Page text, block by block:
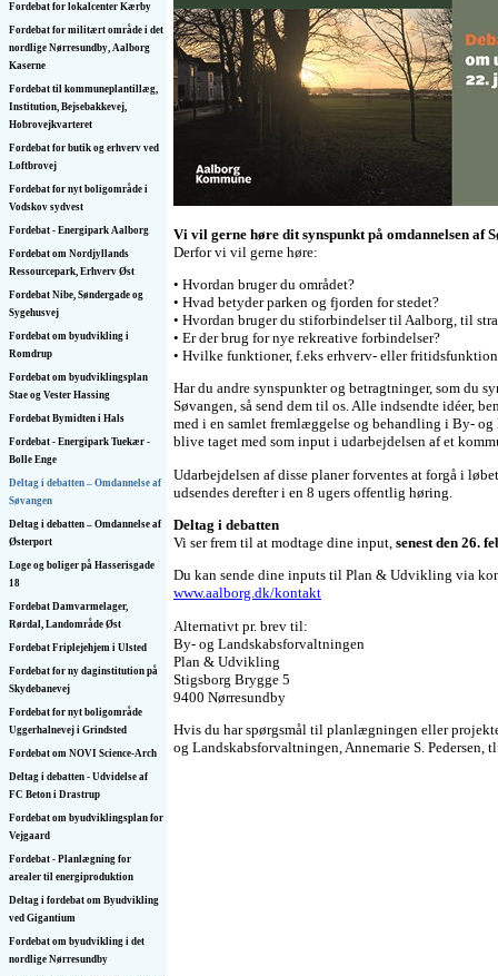
Fordebat for lokalcenter Kærby
Fordebat for militært område i det
nordlige Nørresundby, Aalborg
Kaserne
Fordebat til kommuneplantillæg,
Institution, Bejsebakkevej,
Hobrovejkvarteret
Fordebat for butik og erhverv ved
Loftbrovej
Fordebat for nyt boligområde i
Vodskov sydvest
Fordebat - Energipark Aalborg
Fordebat om Nordjyllands
Ressourcepark, Erhverv Øst
Fordebat Nibe, Søndergade og
Sygehusvej
Fordebat om byudvikling i
Romdrup
Fordebat om byudviklingsplan
Stae og Vester Hassing
Fordebat Bymidten i Hals
Fordebat - Energipark Tuekær -
Bolle Enge
Deltag i debatten – Omdannelse af
Søvangen
Deltag i debatten – Omdannelse af
Østerport
Loge og boliger på Hasserisgade
18
Fordebat Damvarmelager,
Rørdal, Landområde Øst
Fordebat Friplejehjem i Ulsted
Fordebat for ny daginstitution på
Skydebanevej
Fordebat for nyt boligområde
Uggerhalnevej i Grindsted
Fordebat om NOVI Science-Arch
Deltag i debatten - Udvidelse af
FC Beton i Drastrup
Fordebat om byudviklingsplan for
Vejgaard
Fordebat - Planlægning for
arealer til energiproduktion
Deltag i fordebat om Byudvikling
ved Gigantium
Fordebat om byudvikling i det
nordlige Nørresundby
Vi vil gerne høre dit synspunkt på omdannelsen af
Derfor vi vil gerne høre:
• Hvordan bruger du området?
• Hvad betyder parken og fjorden for stedet?
• Hvordan bruger du stiforbindelser til Aalborg, til
• Er der brug for nye rekreative forbindelser?
• Hvilke funktioner, f.eks erhverv- eller
Har du andre synspunkter og betragtninger, som du
Søvangen, så send dem til os. Alle indsendte idéer,
med i en samlet fremlæggelse og behandling i By-
blive taget med som input i udarbejdelsen af et
Udarbejdelsen af disse planer forventes at forgå i
udsendes derefter i en 8 ugers offentlig høring.
Deltag i debatten
Vi ser frem til at modtage dine input, senest den 26.
Du kan sende dine inputs til Plan & Udvikling via
www.aalborg.dk/kontakt
Alternativt pr. brev til:
By- og Landskabsforvaltningen
Plan & Udvikling
Stigsborg Brygge 5
9400 Nørresundby
Hvis du har spørgsmål til planlægningen eller
og Landskabsforvaltningen, Annemarie S. Pedersen,